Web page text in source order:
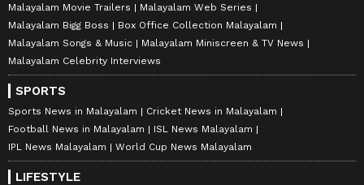
Malayalam Movie Trailers
Malayalam Web Series
Malayalam Bigg Boss
Box Office Collection Malayalam
Malayalam Songs & Music
Malayalam Miniscreen & TV News
Malayalam Celebrity Interviews
SPORTS
Sports News in Malayalam
Cricket News in Malayalam
Football News in Malayalam
ISL News Malayalam
IPL News Malayalam
World Cup News Malayalam
LIFESTYLE